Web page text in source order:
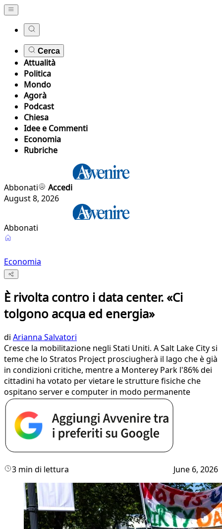
Cerca
Attualità
Politica
Mondo
Agorà
Podcast
Chiesa
Idee e Commenti
Economia
Rubriche
Abbonati
Accedi
August 8, 2026
Abbonati
Economia
È rivolta contro i data center. «Ci
tolgono acqua ed energia»
di Arianna Salvatori
Cresce la mobilitazione negli Stati Uniti. A Salt Lake City si
teme che lo Stratos Project prosciugherà il lago che è già
in condizioni critiche, mentre a Monterey Park l'86% dei
cittadini ha votato per vietare le strutture fisiche che
ospitano server e computer in modo permanente
3 min di lettura June 6, 2026